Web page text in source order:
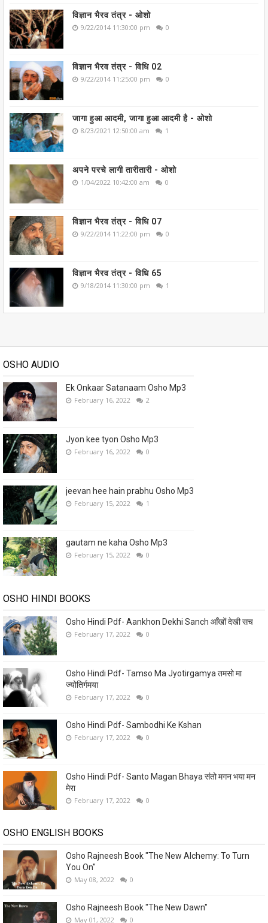
विज्ञान भैरव तंत्र - ओशो
9/22/2014 11:30:00 pm 0
विज्ञान भैरव तंत्र - विधि 02
9/22/2014 11:25:00 pm 0
जागा हुआ आदमी, जागा हुआ आदमी है - ओशो
8/23/2021 12:50:00 am 1
अपने परचे लागी तारीतारी - ओशो
1/04/2022 10:42:00 am 0
विज्ञान भैरव तंत्र - विधि 07
9/22/2014 11:22:00 pm 0
विज्ञान भैरव तंत्र - विधि 65
9/18/2014 11:30:00 pm 1
OSHO AUDIO
Ek Onkaar Satanaam Osho Mp3
February 16, 2022 2
Jyon kee tyon Osho Mp3
February 16, 2022 0
jeevan hee hain prabhu Osho Mp3
February 15, 2022 1
gautam ne kaha Osho Mp3
February 15, 2022 0
OSHO HINDI BOOKS
Osho Hindi Pdf- Aankhon Dekhi Sanch आँखों देखी सच
February 17, 2022 0
Osho Hindi Pdf- Tamso Ma Jyotirgamya तमसो मा
ज्योतिर्गमया
February 17, 2022 0
Osho Hindi Pdf- Sambodhi Ke Kshan
February 17, 2022 0
Osho Hindi Pdf- Santo Magan Bhaya संतो मगन भया मन
मेरा
February 17, 2022 0
OSHO ENGLISH BOOKS
Osho Rajneesh Book "The New Alchemy: To Turn
You On"
May 08, 2022 0
Osho Rajneesh Book "The New Dawn"
May 01, 2022 0